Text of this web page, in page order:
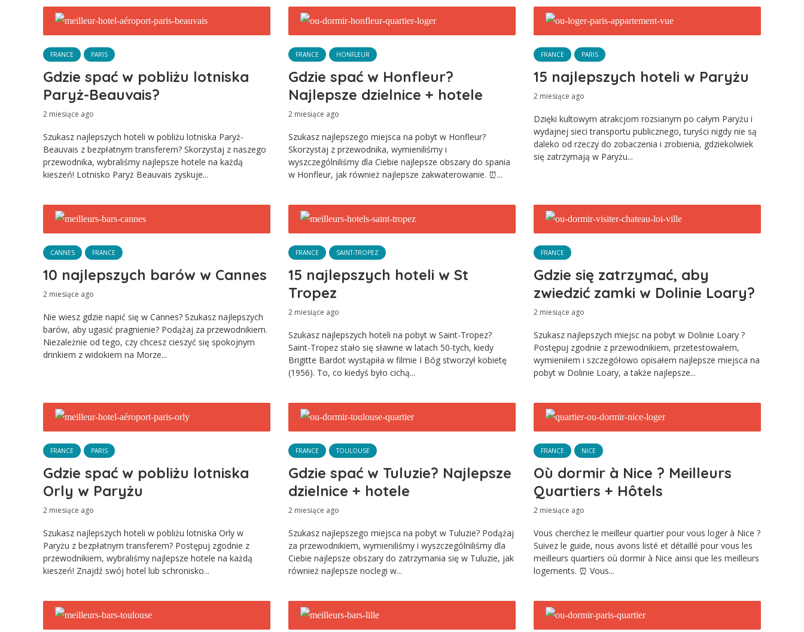
FRANCE PARIS
Gdzie spać w pobliżu lotniska
Paryż-Beauvais?
2 miesiące ago
Szukasz najlepszych hoteli w pobliżu lotniska Paryż-
Beauvais z bezpłatnym transferem? Skorzystaj z naszego
przewodnika, wybraliśmy najlepsze hotele na każdą
kieszeń! Lotnisko Paryż Beauvais zyskuje...
FRANCE HONFLEUR
Gdzie spać w Honfleur?
Najlepsze dzielnice + hotele
2 miesiące ago
Szukasz najlepszego miejsca na pobyt w Honfleur?
Skorzystaj z przewodnika, wymieniliśmy i
wyszczególniliśmy dla Ciebie najlepsze obszary do spania
w Honfleur, jak również najlepsze zakwaterowanie. ⏰...
FRANCE PARIS
15 najlepszych hoteli w Paryżu
2 miesiące ago
Dzięki kultowym atrakcjom rozsianym po całym Paryżu i
wydajnej sieci transportu publicznego, turyści nigdy nie są
daleko od rzeczy do zobaczenia i zrobienia, gdziekolwiek
się zatrzymają w Paryżu...
CANNES FRANCE
10 najlepszych barów w Cannes
2 miesiące ago
Nie wiesz gdzie napić się w Cannes? Szukasz najlepszych
barów, aby ugasić pragnienie? Podążaj za przewodnikiem.
Niezależnie od tego, czy chcesz cieszyć się spokojnym
drinkiem z widokiem na Morze...
FRANCE SAINT-TROPEZ
15 najlepszych hoteli w St
Tropez
2 miesiące ago
Szukasz najlepszych hoteli na pobyt w Saint-Tropez?
Saint-Tropez stało się sławne w latach 50-tych, kiedy
Brigitte Bardot wystąpiła w filmie I Bóg stworzył kobietę
(1956). To, co kiedyś było cichą...
FRANCE
Gdzie się zatrzymać, aby
zwiedzić zamki w Dolinie Loary?
2 miesiące ago
Szukasz najlepszych miejsc na pobyt w Dolinie Loary ?
Postępuj zgodnie z przewodnikiem, przetestowałem,
wymieniłem i szczegółowo opisałem najlepsze miejsca na
pobyt w Dolinie Loary, a także najlepsze...
FRANCE PARIS
Gdzie spać w pobliżu lotniska
Orly w Paryżu
2 miesiące ago
Szukasz najlepszych hoteli w pobliżu lotniska Orly w
Paryżu z bezpłatnym transferem? Postępuj zgodnie z
przewodnikiem, wybraliśmy najlepsze hotele na każdą
kieszeń! Znajdź swój hotel lub schronisko...
FRANCE TOULOUSE
Gdzie spać w Tuluzie? Najlepsze
dzielnice + hotele
2 miesiące ago
Szukasz najlepszego miejsca na pobyt w Tuluzie? Podążaj
za przewodnikiem, wymieniliśmy i wyszczególniliśmy dla
Ciebie najlepsze obszary do zatrzymania się w Tuluzie, jak
również najlepsze noclegi w...
FRANCE NICE
Où dormir à Nice ? Meilleurs
Quartiers + Hôtels
2 miesiące ago
Vous cherchez le meilleur quartier pour vous loger à Nice ?
Suivez le guide, nous avons listé et détaillé pour vous les
meilleurs quartiers où dormir à Nice ainsi que les meilleurs
logements. ⏰ Vous...